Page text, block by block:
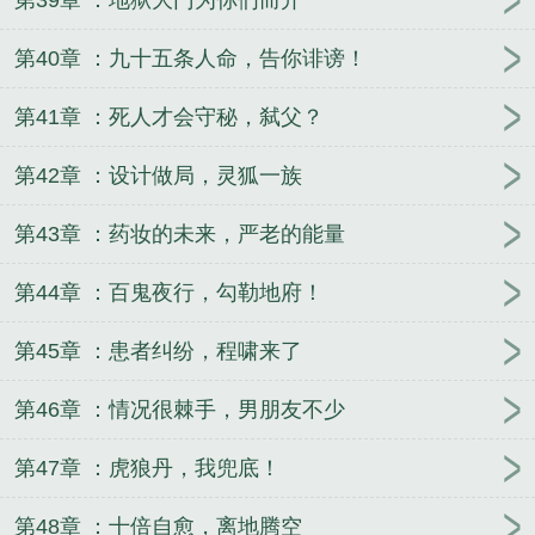
第40章 ：九十五条人命，告你诽谤！
第41章 ：死人才会守秘，弑父？
第42章 ：设计做局，灵狐一族
第43章 ：药妆的未来，严老的能量
第44章 ：百鬼夜行，勾勒地府！
第45章 ：患者纠纷，程啸来了
第46章 ：情况很棘手，男朋友不少
第47章 ：虎狼丹，我兜底！
第48章 ：十倍自愈，离地腾空